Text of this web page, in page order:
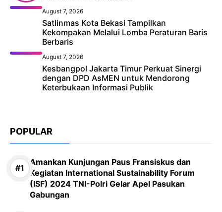
August 7, 2026
Satlinmas Kota Bekasi Tampilkan
Kekompakan Melalui Lomba Peraturan Baris
Berbaris
August 7, 2026
Kesbangpol Jakarta Timur Perkuat Sinergi
dengan DPD AsMEN untuk Mendorong
Keterbukaan Informasi Publik
POPULAR
Amankan Kunjungan Paus Fransiskus dan
Kegiatan International Sustainability Forum
(ISF) 2024 TNI-Polri Gelar Apel Pasukan
Gabungan